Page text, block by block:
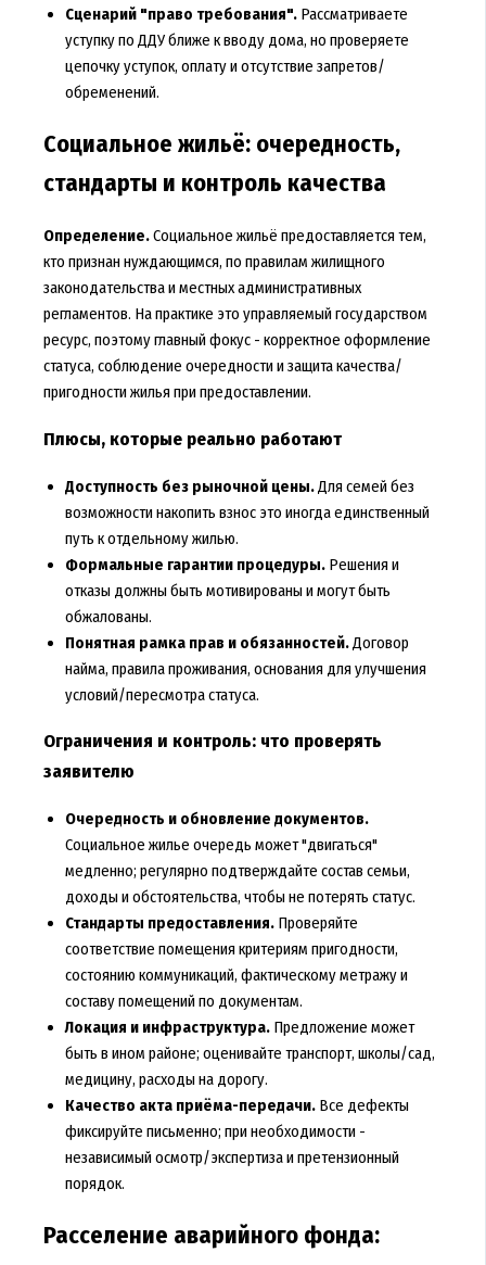
Сценарий "право требования".Рассматриваете
уступку по ДДУ ближе к вводу дома, но проверяете
цепочку уступок, оплату и отсутствие запретов/
обременений.
Социальное жильё: очередность,
стандарты и контроль качества
Определение.Социальное жильё предоставляется тем,
кто признан нуждающимся, по правилам жилищного
законодательства и местных административных
регламентов. На практике это управляемый государством
ресурс, поэтому главный фокус - корректное оформление
статуса, соблюдение очередности и защита качества/
пригодности жилья при предоставлении.
Плюсы, которые реально работают
Доступность без рыночной цены.Для семей без
возможности накопить взнос это иногда единственный
путь к отдельному жилью.
Формальные гарантии процедуры.Решения и
отказы должны быть мотивированы и могут быть
обжалованы.
Понятная рамка прав и обязанностей.Договор
найма, правила проживания, основания для улучшения
условий/пересмотра статуса.
Ограничения и контроль: что проверять
заявителю
Очередность и обновление документов.
Социальное жилье очередь может "двигаться"
медленно; регулярно подтверждайте состав семьи,
доходы и обстоятельства, чтобы не потерять статус.
Стандарты предоставления.Проверяйте
соответствие помещения критериям пригодности,
состоянию коммуникаций, фактическому метражу и
составу помещений по документам.
Локация и инфраструктура.Предложение может
быть в ином районе; оценивайте транспорт, школы/сад,
медицину, расходы на дорогу.
Качество акта приёма-передачи.Все дефекты
фиксируйте письменно; при необходимости -
независимый осмотр/экспертиза и претензионный
порядок.
Расселение аварийного фонда: